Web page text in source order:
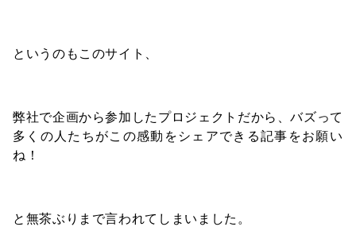
というのもこのサイト、
弊社で企画から参加したプロジェクトだから、バズって
多くの人たちがこの感動をシェアできる記事をお願い
ね！
と無茶ぶりまで言われてしまいました。